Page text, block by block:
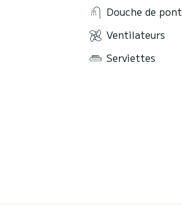
Douche de pont
Ventilateurs
Serviettes